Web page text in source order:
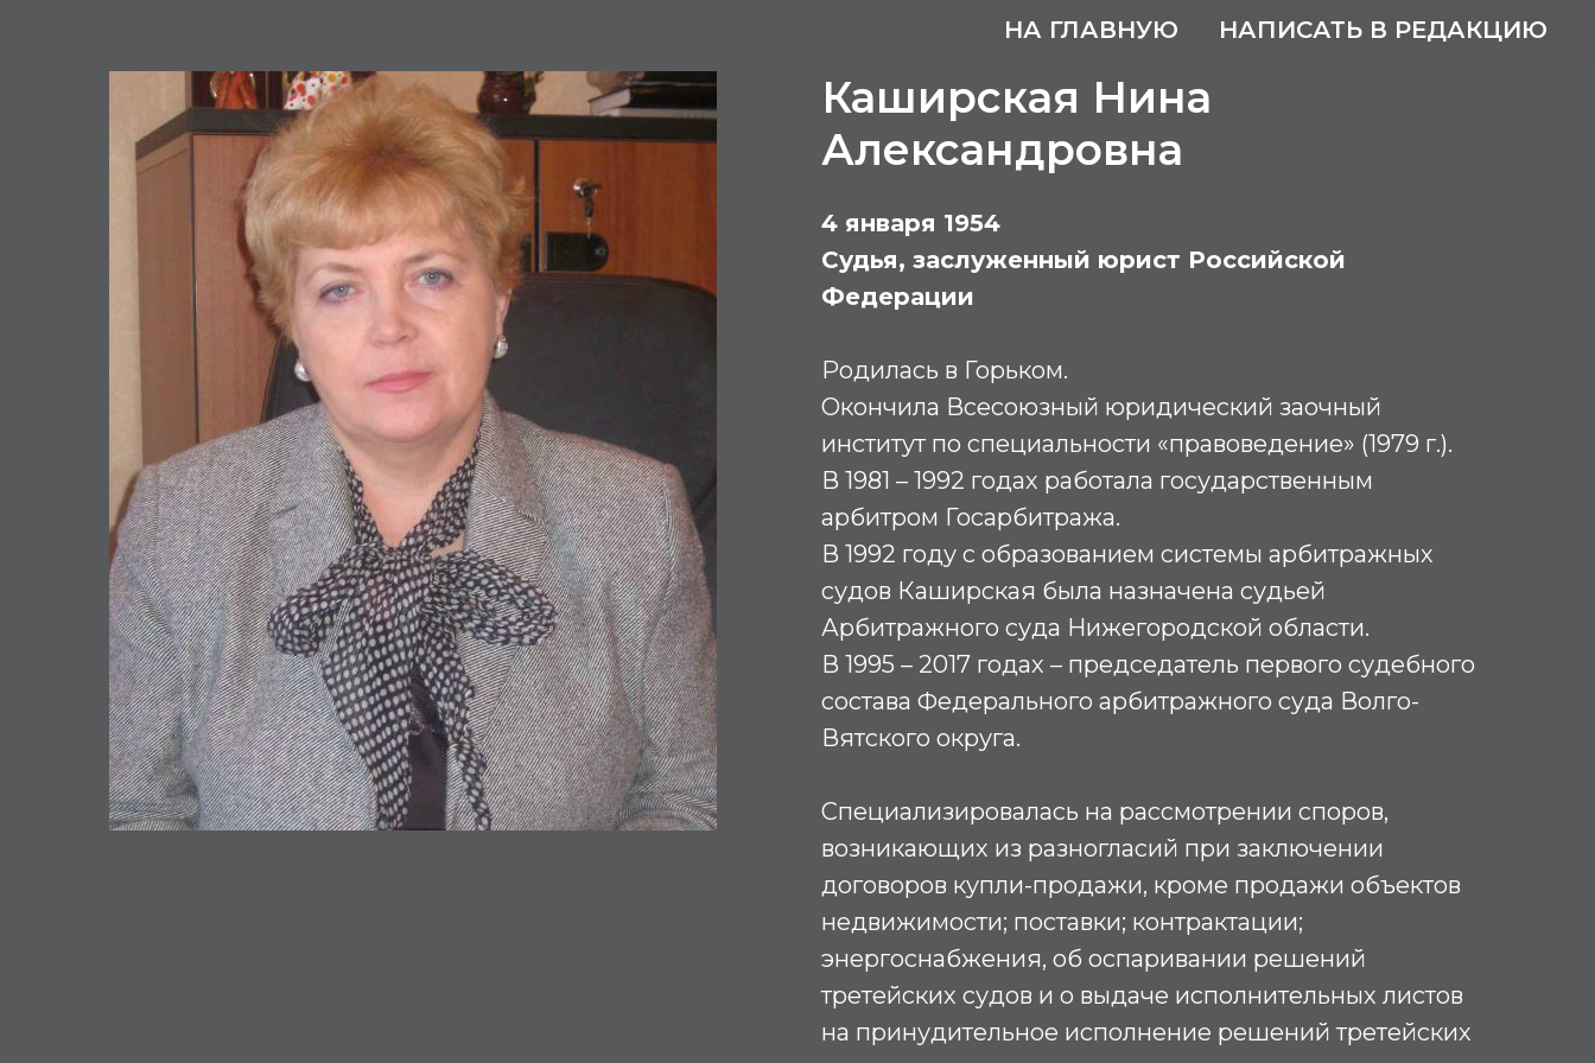
НА ГЛАВНУЮ НАПИСАТЬ В РЕДАКЦИЮ
Каширская Нина
Александровна
4 января 1954
Судья, заслуженный юрист Российской
Федерации
Родилась в Горьком.
Окончила Всесоюзный юридический заочный
институт по специальности «правоведение» (1979 г.).
В 1981 – 1992 годах работала государственным
арбитром Госарбитража.
В 1992 году с образованием системы арбитражных
судов Каширская была назначена судьей
Арбитражного суда Нижегородской области.
В 1995 – 2017 годах – председатель первого судебного
состава Федерального арбитражного суда Волго-
Вятского округа.
Специализировалась на рассмотрении споров,
возникающих из разногласий при заключении
договоров купли-продажи, кроме продажи объектов
недвижимости; поставки; контрактации;
энергоснабжения, об оспаривании решений
третейских судов и о выдаче исполнительных листов
на принудительное исполнение решений третейских